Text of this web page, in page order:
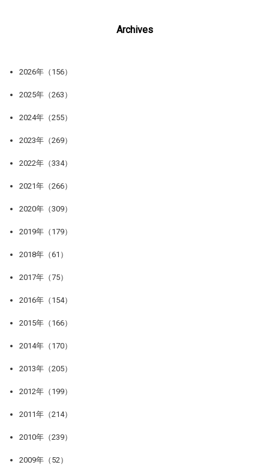
Archives
2026年（156）
2025年（263）
2024年（255）
2023年（269）
2022年（334）
2021年（266）
2020年（309）
2019年（179）
2018年（61）
2017年（75）
2016年（154）
2015年（166）
2014年（170）
2013年（205）
2012年（199）
2011年（214）
2010年（239）
2009年（52）